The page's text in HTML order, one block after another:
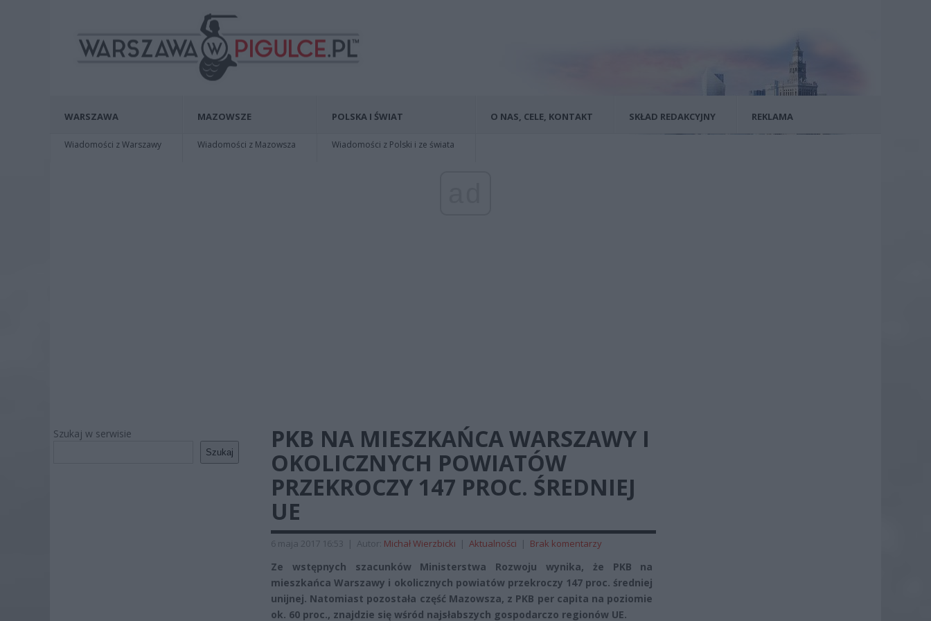
WARSZAWA
Wiadomości z Warszawy
MAZOWSZE
Wiadomości z Mazowsza
POLSKA I ŚWIAT
Wiadomości z Polski i ze świata
O NAS, CELE, KONTAKT SKŁAD REDAKCYJNY REKLAMA
Szukaj w serwisie
Szukaj
PKB NA MIESZKAŃCA WARSZAWY I
OKOLICZNYCH POWIATÓW
PRZEKROCZY 147 PROC. ŚREDNIEJ
UE
6 maja 2017 16:53 | Autor: Michał Wierzbicki | Aktualności | Brak komentarzy
Ze wstępnych szacunków Ministerstwa Rozwoju wynika, że PKB na
mieszkańca Warszawy i okolicznych powiatów przekroczy 147 proc. średniej
unijnej. Natomiast pozostała część Mazowsza, z PKB per capita na poziomie
ok. 60 proc., znajdzie się wśród najsłabszych gospodarczo regionów UE.